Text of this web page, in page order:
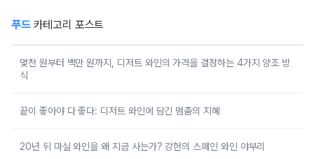
푸드카테고리 포스트
몇천 원부터 백만 원까지, 디저트 와인의 가격을 결정하는 4가지 양조 방
식
끝이 좋아야 다 좋다: 디저트 와인에 담긴 멈춤의 지혜
20년 뒤 마실 와인을 왜 지금 사는가? 강헌의 스페인 와인 야부리